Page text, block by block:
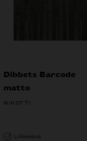
Dibbets Barcode
matto
MINOTTI
Liikkeessä